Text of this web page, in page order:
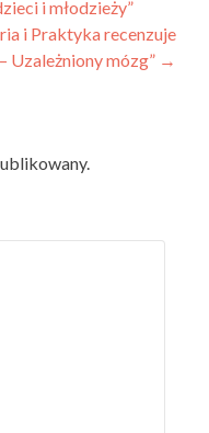
i młodzieży”
i Praktyka recenzuje
– Uzależniony mózg” →